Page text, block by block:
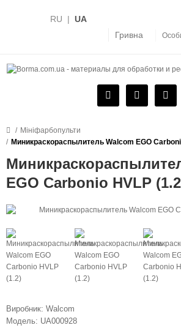
RU | UA
Гривна
Мініфарбопульти
Миникраскораспылитель Walcom EGO
EGO Carbonio HVLP
Виробник: Walcom
Модель: UA000928